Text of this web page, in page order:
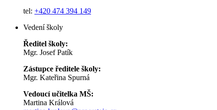
tel: +420 474 394 149
Vedení školy
Ředitel školy:
Mgr. Josef Patík
Zástupce ředitele školy:
Mgr. Kateřina Spurná
Vedoucí učitelka MŠ:
Martina Králová